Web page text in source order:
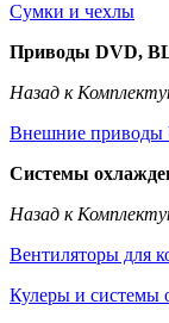
Сумки и чехлы
Приводы DVD,
Назад к
Внешние приводы
Системы
Назад к
Вентиляторы для
Кулеры и системы